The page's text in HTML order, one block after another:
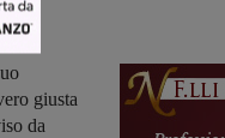
giusta
da